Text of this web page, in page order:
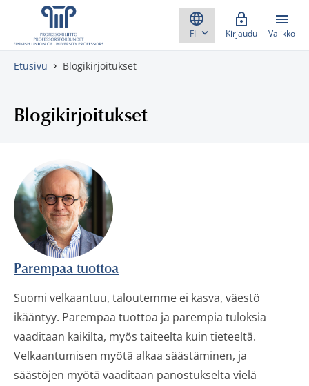
Skippaa sisältö
Kirjaudu Valikko
Etusivu Blogikirjoitukset
Blogikirjoitukset
Parempaa tuottoa
Suomi velkaantuu, taloutemme ei kasva, väestö
ikääntyy. Parempaa tuottoa ja parempia tuloksia
vaaditaan kaikilta, myös taiteelta kuin tieteeltä.
Velkaantumisen myötä alkaa säästäminen, ja
säästöjen myötä vaaditaan panostukselta vielä